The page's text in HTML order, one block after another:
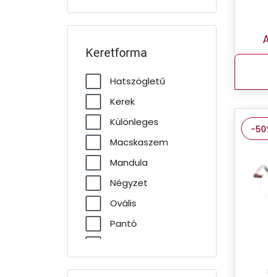
Keretforma
Hatszögletű
Kerek
Különleges
Macskaszem
Mandula
Négyzet
Ovális
Pantó
-